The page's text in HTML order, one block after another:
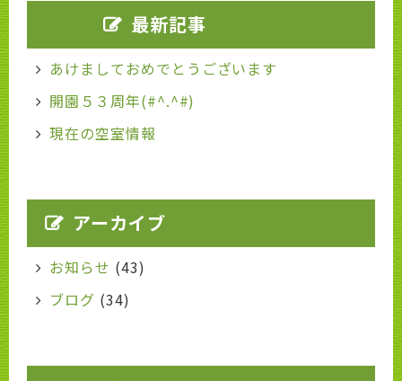
最新記事
あけましておめでとうございます
開園５３周年(#^.^#)
現在の空室情報
アーカイブ
お知らせ (43)
ブログ (34)